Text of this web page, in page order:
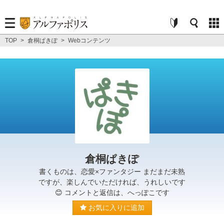
TOP > 倉桐ぱきぽ > Webコンテンツ
倉桐ぱきぽ
書くものは、恋愛×ファンタジー まだまだ未熟
ですが、楽しんでいただければ、うれしいです
😊 コメントと返信は、へっぽこです
お気に入りに追加